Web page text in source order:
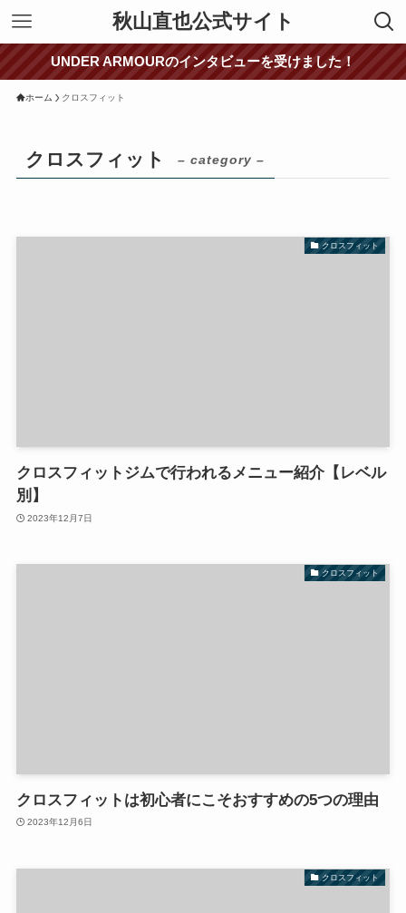
秋山直也公式サイト
UNDER ARMOURのインタビューを受けました！
ホーム クロスフィット
クロスフィット – category –
クロスフィット
クロスフィットジムで行われるメニュー紹介【レベル
別】
2023年12月7日
クロスフィット
クロスフィットは初心者にこそおすすめの5つの理由
2023年12月6日
クロスフィット